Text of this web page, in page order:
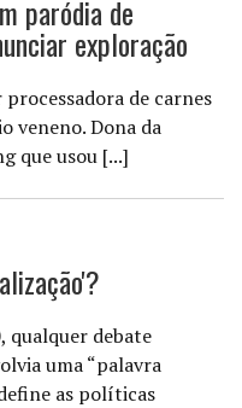
paródia de
exploração
de carnes
veneno. Dona da
que usou [...]
qualquer debate
uma “palavra
as políticas